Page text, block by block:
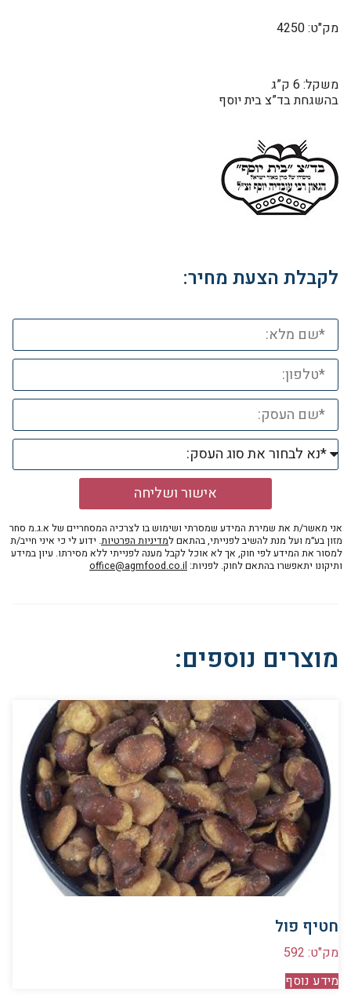
מק"ט: 4250
משקל: 6 ק”ג
בהשגחת בד”צ בית יוסף
לקבלת הצעת מחיר:
אישור ושליחה
אני מאשר/ת את שמירת המידע שמסרתי ושימוש בו לצרכיה המסחריים של א.ג.מ סחר
מזון בע״מ ועל מנת להשיב לפנייתי, בהתאם למדיניות הפרטיות. ידוע לי כי איני חייב/ת
למסור את המידע לפי חוק, אך לא אוכל לקבל מענה לפנייתי ללא מסירתו. עיון במידע
ותיקונו יתאפשרו בהתאם לחוק. לפניות: office@agmfood.co.il
מוצרים נוספים:
חטיף פול
מק"ט: 592
מידע נוסף